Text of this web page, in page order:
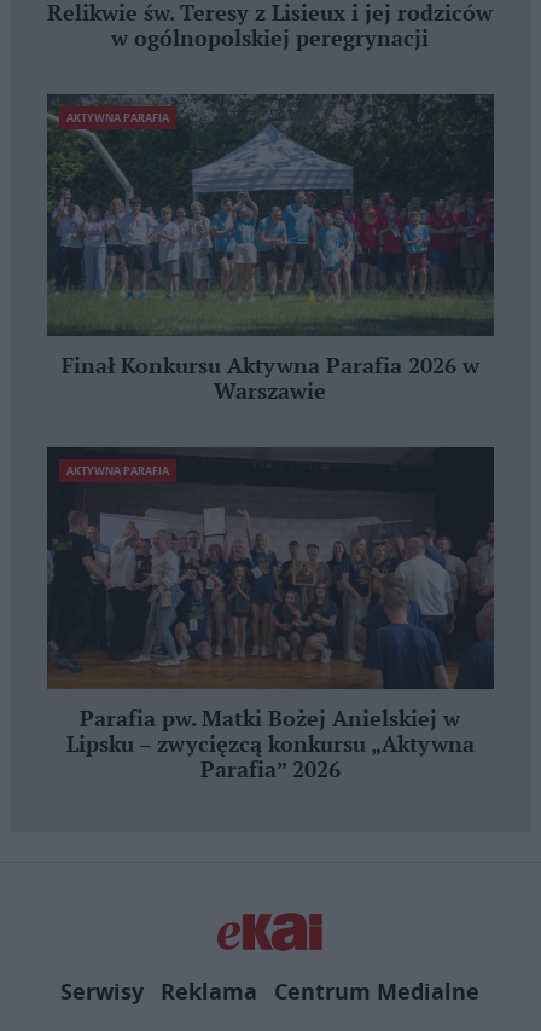
Relikwie św. Teresy z Lisieux i jej rodziców
w ogólnopolskiej peregrynacji
AKTYWNA PARAFIA
Finał Konkursu Aktywna Parafia 2026 w
Warszawie
AKTYWNA PARAFIA
Parafia pw. Matki Bożej Anielskiej w
Lipsku – zwycięzcą konkursu „Aktywna
Parafia” 2026
Serwisy Reklama Centrum Medialne